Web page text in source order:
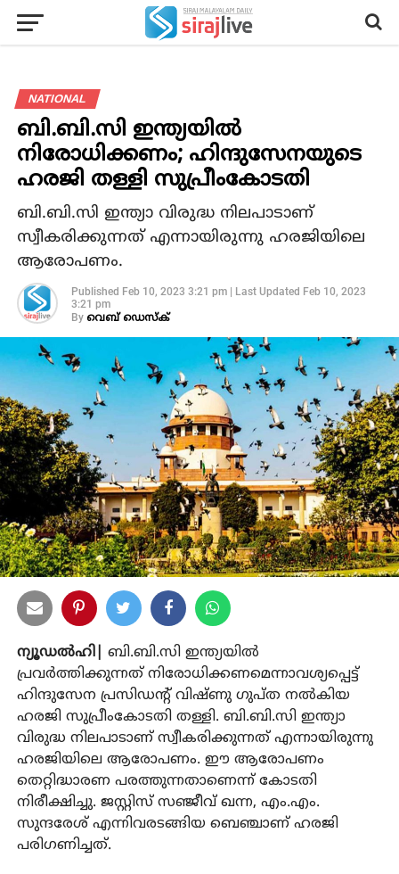
NATIONAL
ബി.ബി.സി ഇന്ത്യയില്‍
നിരോധിക്കണം; ഹിന്ദുസേനയുടെ
ഹരജി തള്ളി സുപ്രീംകോടതി
ബി.ബി.സി ഇന്ത്യാ വിരുദ്ധ നിലപാടാണ്
സ്വീകരിക്കുന്നത് എന്നായിരുന്നു ഹരജിയിലെ
ആരോപണം.
Published Feb 10, 2023 3:21 pm| Last Updated Feb 10, 2023
3:21 pm
By വെബ് ഡെസ്‌ക്
ന്യൂഡല്‍ഹി|
ബി.ബി.സി ഇന്ത്യയില്‍
പ്രവര്‍ത്തിക്കുന്നത് നിരോധിക്കണമെന്നാവശ്യപ്പെട്ട്
ഹിന്ദുസേന പ്രസിഡന്റ് വിഷ്ണു ഗുപ്ത നല്‍കിയ
ഹരജി സുപ്രീംകോടതി തള്ളി. ബി.ബി.സി ഇന്ത്യാ
വിരുദ്ധ നിലപാടാണ് സ്വീകരിക്കുന്നത് എന്നായിരുന്നു
ഹരജിയിലെ ആരോപണം. ഈ ആരോപണം
തെറ്റിദ്ധാരണ പരത്തുന്നതാണെന്ന് കോടതി
നിരീക്ഷിച്ചു. ജസ്റ്റിസ് സഞ്ജീവ് ഖന്ന, എം.എം.
സുന്ദരേശ് എന്നിവരടങ്ങിയ ബെഞ്ചാണ് ഹരജി
പരിഗണിച്ചത്.